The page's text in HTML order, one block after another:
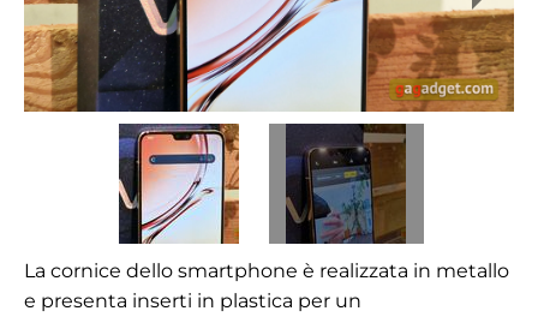
La cornice dello smartphone è realizzata in metallo
e presenta inserti in plastica per un